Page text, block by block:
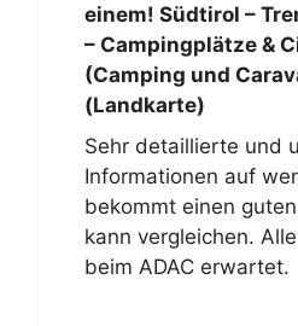
einem! Südtirol –
– Campingplätze &
(Camping und
(Landkarte)
Sehr detaillierte und
Informationen auf
bekommt einen
kann vergleichen.
beim ADAC erwartet.